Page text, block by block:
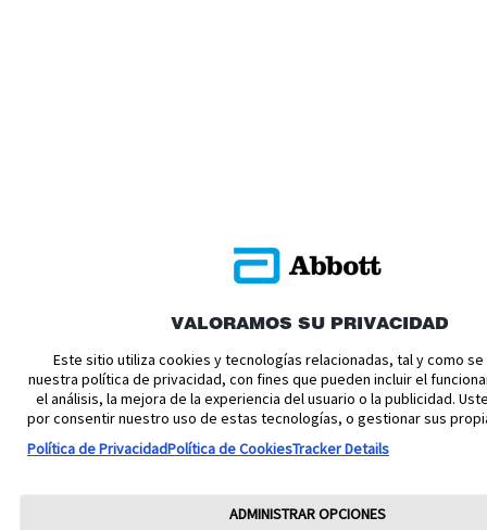
VALORAMOS SU PRIVACIDAD
Este sitio utiliza cookies y tecnologías relacionadas, tal y como
nuestra política de privacidad, con fines que pueden incluir el
el análisis, la mejora de la experiencia del usuario o la publicidad.
por consentir nuestro uso de estas tecnologías, o gestionar sus
Política de PrivacidadPolítica de CookiesTracker Details
ADMINISTRAR OPCIONES